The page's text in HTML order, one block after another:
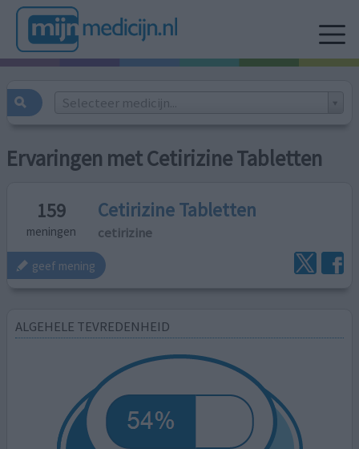
Selecteer medicijn...
Ervaringen met Cetirizine Tabletten
159
meningen
Cetirizine Tabletten
cetirizine
geef mening
ALGEHELE TEVREDENHEID